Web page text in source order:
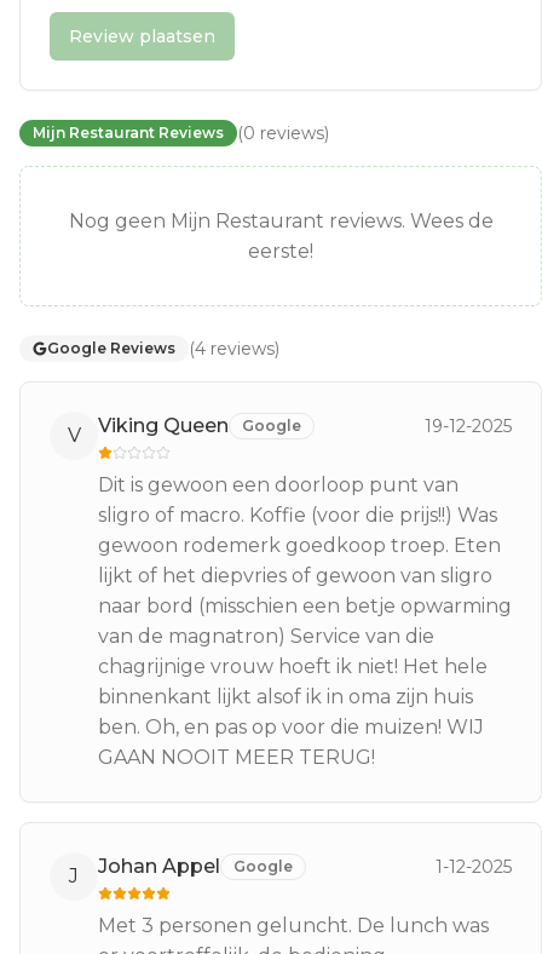
Review plaatsen
Mijn Restaurant Reviews (0 reviews)
Nog geen Mijn Restaurant reviews. Wees de
eerste!
Google Reviews (4 reviews)
V Viking Queen Google 19-12-2025
Dit is gewoon een doorloop punt van
sligro of macro. Koffie (voor die prijs!!) Was
gewoon rodemerk goedkoop troep. Eten
lijkt of het diepvries of gewoon van sligro
naar bord (misschien een betje opwarming
van de magnatron) Service van die
chagrijnige vrouw hoeft ik niet! Het hele
binnenkant lijkt alsof ik in oma zijn huis
ben. Oh, en pas op voor die muizen! WIJ
GAAN NOOIT MEER TERUG!
J Johan Appel Google 1-12-2025
Met 3 personen geluncht. De lunch was